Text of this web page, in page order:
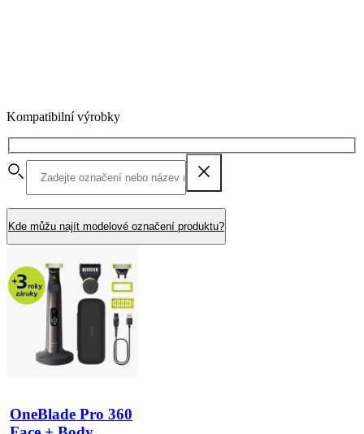
Kompatibilní výrobky
Kde můžu najít modelové označení produktu?
OneBlade Pro 360